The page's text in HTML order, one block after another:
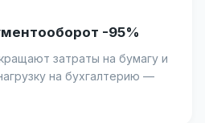
-95%
затраты на бумагу и
на бухгалтерию —